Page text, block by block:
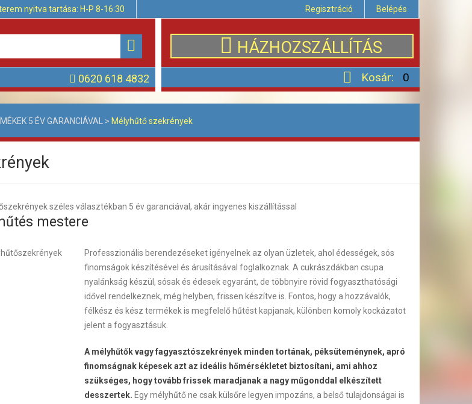
nyitva tartása: H-P 8-16:30 Regisztráció Belépés
HÁZHOZSZÁLLÍTÁS
0620 618 4832 Kosár: 0
5 ÉV GARANCIÁVAL > Mélyhűtő szekrények
széles választékban 5 év garanciával, akár ingyenes kiszállítással
mestere
Professzionális berendezéseket igényelnek az olyan üzletek, ahol édességek, sós
finomságok készítésével és árusításával foglalkoznak. A cukrászdákban csupa
nyalánkság készül, sósak és édesek egyaránt, de többnyire rövid fogyaszthatósági
idővel rendelkeznek, még helyben, frissen készítve is. Fontos, hogy a hozzávalók,
félkész és kész termékek is megfelelő hűtést kapjanak, különben komoly kockázatot
jelent a fogyasztásuk.
A mélyhűtők vagy fagyasztószekrények minden tortának, péksüteménynek, apró
finomságnak képesek azt az ideális hőmérsékletet biztosítani, ami ahhoz
szükséges, hogy tovább frissek maradjanak a nagy műgonddal elkészített
desszertek. Egy mélyhűtő ne csak külsőre legyen impozáns, a belső tulajdonságai is